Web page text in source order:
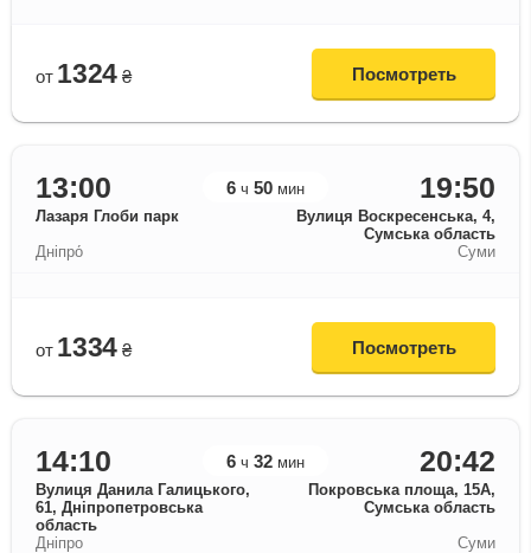
от 1324 ₴ Посмотреть
13:00 6 ч 50 мин 19:50
Лазаря Глоби парк
Вулиця Воскресенська, 4,
Сумська область
Дніпро́
Суми
от 1334 ₴ Посмотреть
14:10 6 ч 32 мин 20:42
Вулиця Данила Галицького,
61, Дніпропетровська
область
Покровська площа, 15А,
Сумська область
Дніпро
Суми